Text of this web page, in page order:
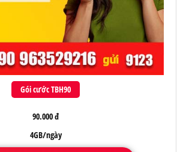
Gói cước TBH90
90.000 đ
4GB/ngày